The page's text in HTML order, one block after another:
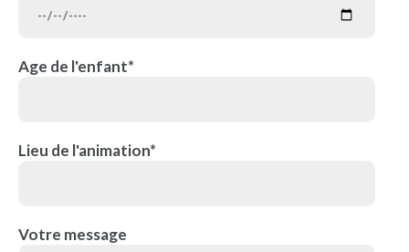
Age de l'enfant*
Lieu de l'animation*
Votre message